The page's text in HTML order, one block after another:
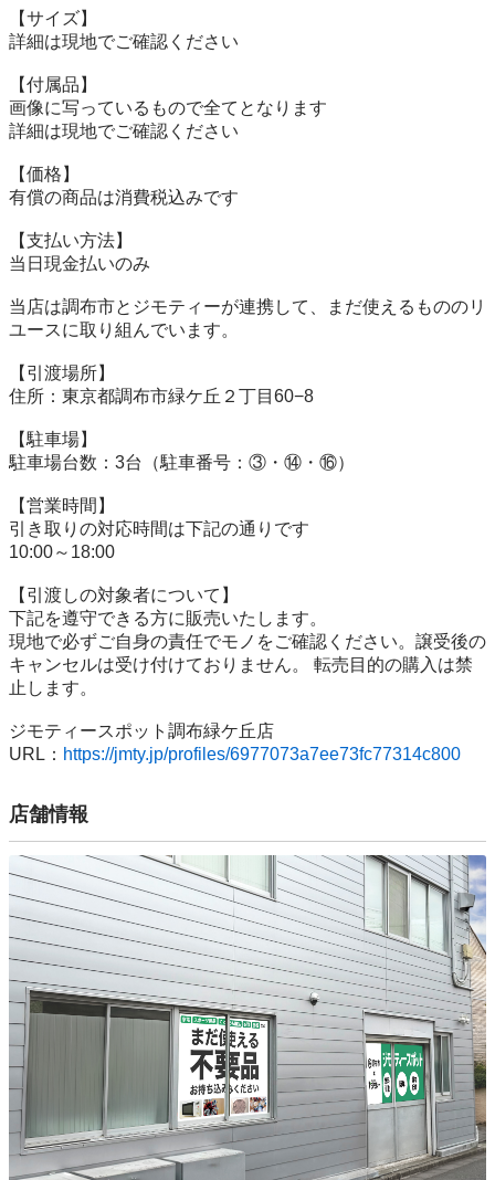
【サイズ】
詳細は現地でご確認ください
【付属品】
画像に写っているもので全てとなります
詳細は現地でご確認ください
【価格】
有償の商品は消費税込みです
【⽀払い⽅法】
当⽇現⾦払いのみ
当店は調布市とジモティーが連携して、まだ使えるもののリ
ユースに取り組んでいます。
【引渡場所】
住所：東京都調布市緑ケ丘２丁目60−8
【駐⾞場】
駐車場台数：3台（駐車番号：③・⑭・⑯）
【営業時間】
引き取りの対応時間は下記の通りです
10:00～18:00
【引渡しの対象者について】
下記を遵守できる⽅に販売いたします。
現地で必ずご⾃⾝の責任でモノをご確認ください。譲受後の
キャンセルは受け付けておりません。 転売⽬的の購⼊は禁
⽌します。
ジモティースポット調布緑ケ丘店
URL： https://jmty.jp/profiles/6977073a7ee73fc77314c800
店舗情報